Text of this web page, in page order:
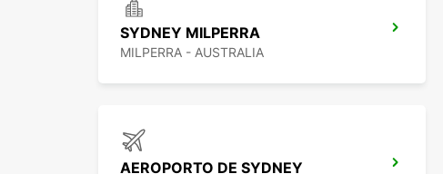
SYDNEY MILPERRA
MILPERRA - AUSTRALIA
AEROPORTO DE SYDNEY